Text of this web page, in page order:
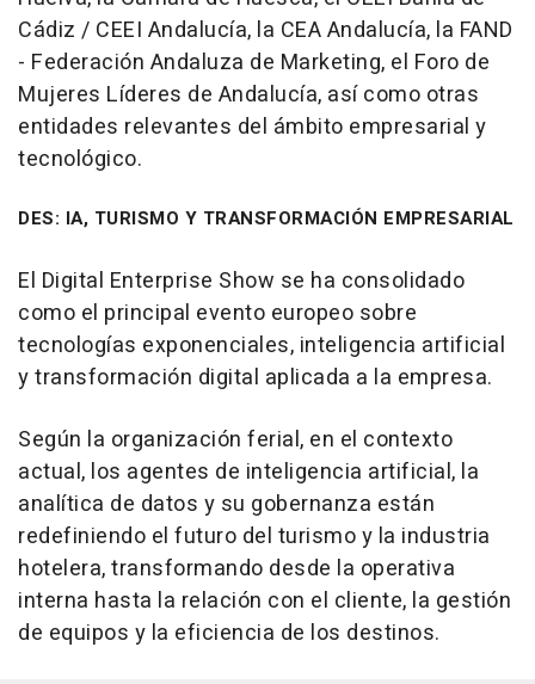
Cádiz / CEEI Andalucía, la CEA Andalucía, la FAND
- Federación Andaluza de Marketing, el Foro de
Mujeres Líderes de Andalucía, así como otras
entidades relevantes del ámbito empresarial y
tecnológico.
DES: IA, TURISMO Y TRANSFORMACIÓN EMPRESARIAL
El Digital Enterprise Show se ha consolidado
como el principal evento europeo sobre
tecnologías exponenciales, inteligencia artificial
y transformación digital aplicada a la empresa.
Según la organización ferial, en el contexto
actual, los agentes de inteligencia artificial, la
analítica de datos y su gobernanza están
redefiniendo el futuro del turismo y la industria
hotelera, transformando desde la operativa
interna hasta la relación con el cliente, la gestión
de equipos y la eficiencia de los destinos.